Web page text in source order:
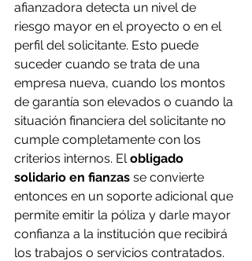
afianzadora detecta un nivel de
riesgo mayor en el proyecto o en el
perfil del solicitante. Esto puede
suceder cuando se trata de una
empresa nueva, cuando los montos
de garantía son elevados o cuando la
situación financiera del solicitante no
cumple completamente con los
criterios internos. El obligado
solidario en fianzas se convierte
entonces en un soporte adicional que
permite emitir la póliza y darle mayor
confianza a la institución que recibirá
los trabajos o servicios contratados.